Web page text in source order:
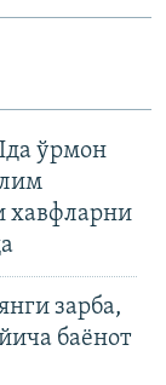
ўрмон
хавфларни
зарба,
баёнот